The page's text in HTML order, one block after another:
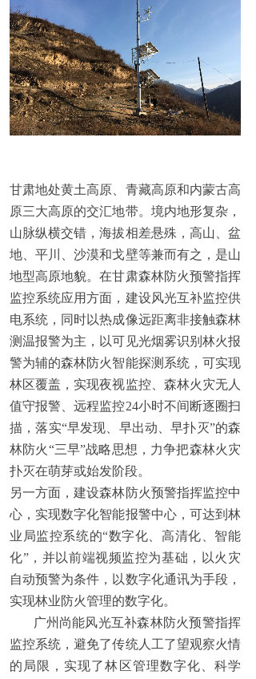
甘肃地处黄土高原、青藏高原和内蒙古高
原三大高原的交汇地带。境内地形复杂，
山脉纵横交错，海拔相差悬殊，高山、盆
地、平川、沙漠和戈壁等兼而有之，是山
地型高原地貌。在甘肃森林防火预警指挥
监控系统应用方面，建设风光互补监控供
电系统，同时以热成像远距离非接触森林
测温报警为主，以可见光烟雾识别林火报
警为辅的森林防火智能探测系统，可实现
林区覆盖，实现夜视监控、森林火灾无人
值守报警、远程监控24小时不间断逐圈扫
描，落实“早发现、早出动、早扑灭”的森
林防火“三早”战略思想，力争把森林火灾
扑灭在萌芽或始发阶段。
另一方面，建设森林防火预警指挥监控中
心，实现数字化智能报警中心，可达到林
业局监控系统的“数字化、高清化、智能
化”，并以前端视频监控为基础，以火灾
自动预警为条件，以数字化通讯为手段，
实现林业防火管理的数字化。
广州尚能风光互补森林防火预警指挥
监控系统，避免了传统人工了望观察火情
的局限，实现了林区管理数字化、科学